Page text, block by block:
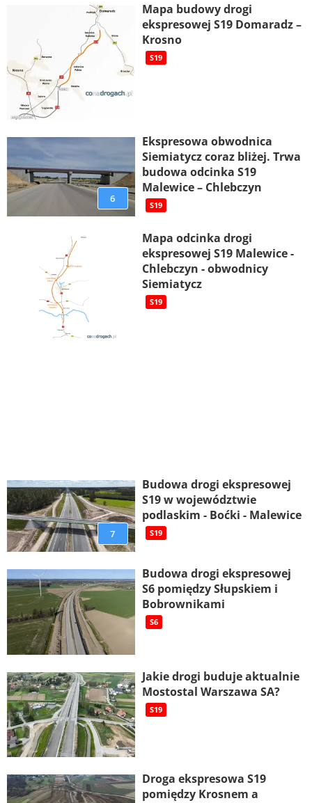
Mapa budowy drogi
ekspresowej S19 Domaradz –
Krosno
S19
6
Ekspresowa obwodnica
Siemiatycz coraz bliżej. Trwa
budowa odcinka S19
Malewice – Chlebczyn
S19
Mapa odcinka drogi
ekspresowej S19 Malewice -
Chlebczyn - obwodnicy
Siemiatycz
S19
7
Budowa drogi ekspresowej
S19 w województwie
podlaskim - Boćki - Malewice
S19
Budowa drogi ekspresowej
S6 pomiędzy Słupskiem i
Bobrownikami
S6
Jakie drogi buduje aktualnie
Mostostal Warszawa SA?
S19
Droga ekspresowa S19
pomiędzy Krosnem a